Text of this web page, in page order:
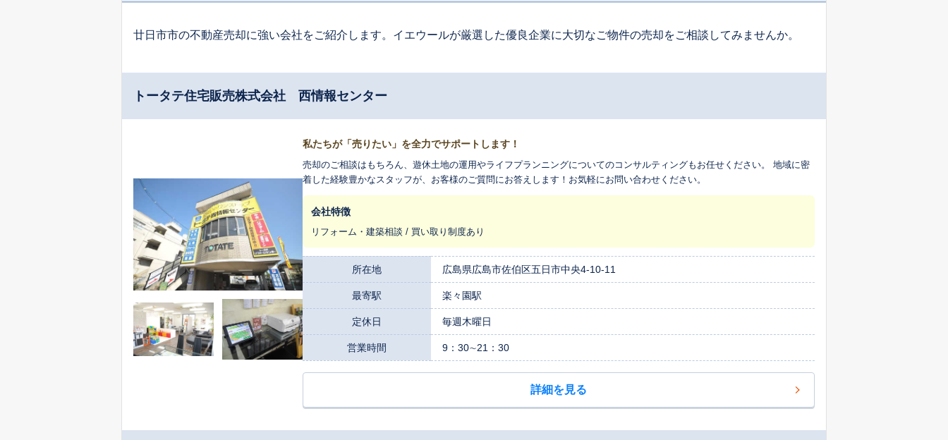
廿日市市の不動産売却に強い会社をご紹介します。イエウールが厳選した優良企業に大切なご物件の売却をご相談してみませんか。
トータテ住宅販売株式会社 西情報センター
私たちが「売りたい」を全力でサポートします！
売却のご相談はもちろん、遊休土地の運用やライフプランニングについてのコンサルティングもお任せください。 地域に密
着した経験豊かなスタッフが、お客様のご質問にお答えします！お気軽にお問い合わせください。
会社特徴
リフォーム・建築相談 / 買い取り制度あり
所在地 広島県広島市佐伯区五日市中央4-10-11
最寄駅 楽々園駅
定休日 毎週木曜日
営業時間 9：30∼21：30
詳細を見る